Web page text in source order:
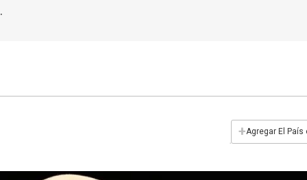
+Agregar El País